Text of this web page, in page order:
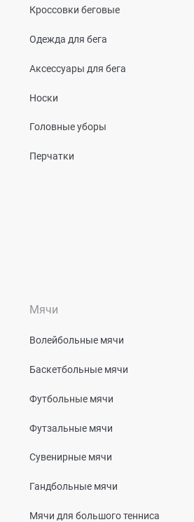
Кроссовки беговые
Одежда для бега
Аксессуары для бега
Носки
Головные уборы
Перчатки
Мячи
Волейбольные мячи
Баскетбольные мячи
Футбольные мячи
Футзальные мячи
Сувенирные мячи
Гандбольные мячи
Мячи для большого тенниса